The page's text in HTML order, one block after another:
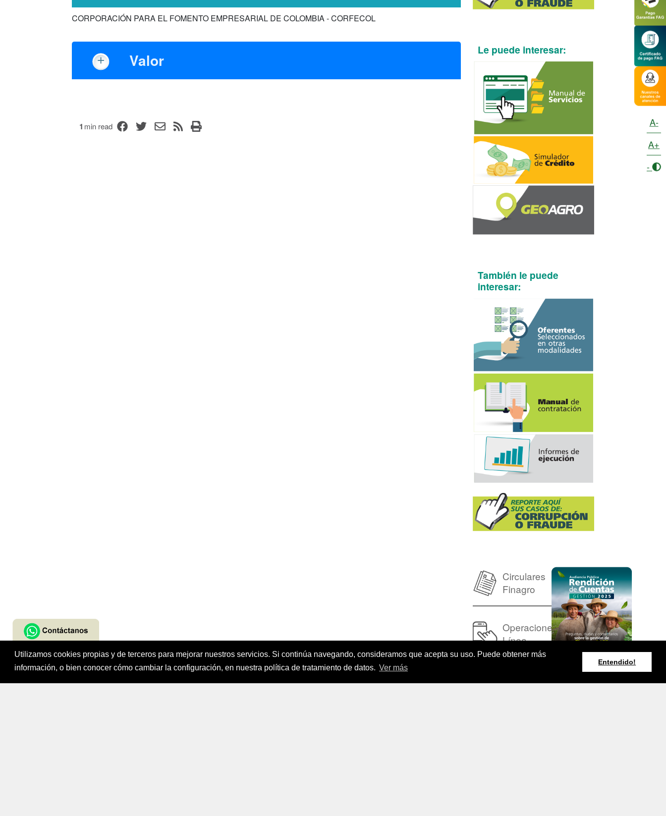
Utilizamos cookies propias y de terceros para mejorar nuestros servicios. Si continúa navegando, consideramos que acepta su uso. Puede obtener más
información, o bien conocer cómo cambiar la configuración, en nuestra política de tratamiento de datos. Ver más
Entendido!
CORPORACIÓN PARA EL FOMENTO EMPRESARIAL DE COLOMBIA - CORFECOL
Valor
1 min read
Le puede interesar:
También le puede
interesar:
Circulares
Finagro
Operaciones en
Línea
Fondo para el Financiamiento del Sector AgropecuarioFINAGRO.
A-
A+
-